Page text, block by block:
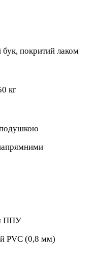
бук, покритий лаком
кг
подушкою
ППУ
PVC (0,8 мм)